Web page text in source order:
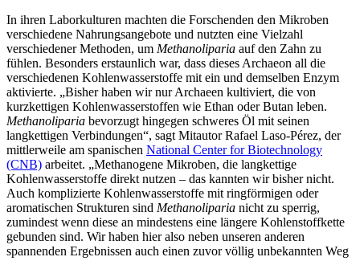
In ihren Laborkulturen machten die Forschenden den Mikroben
verschiedene Nahrungsangebote und nutzten eine Vielzahl
verschiedener Methoden, um Methanoliparia auf den Zahn zu
fühlen. Besonders erstaunlich war, dass dieses Archaeon all die
verschiedenen Kohlenwasserstoffe mit ein und demselben Enzym
aktivierte. „Bisher haben wir nur Archaeen kultiviert, die von
kurzkettigen Kohlenwasserstoffen wie Ethan oder Butan leben.
Methanoliparia bevorzugt hingegen schweres Öl mit seinen
langkettigen Verbindungen“, sagt Mitautor Rafael Laso-Pérez, der
mittlerweile am spanischen National Center for Biotechnology
(CNB) arbeitet. „Methanogene Mikroben, die langkettige
Kohlenwasserstoffe direkt nutzen – das kannten wir bisher nicht.
Auch komplizierte Kohlenwasserstoffe mit ringförmigen oder
aromatischen Strukturen sind Methanoliparia nicht zu sperrig,
zumindest wenn diese an mindestens eine längere Kohlenstoffkette
gebunden sind. Wir haben hier also neben unseren anderen
spannenden Ergebnissen auch einen zuvor völlig unbekannten Weg